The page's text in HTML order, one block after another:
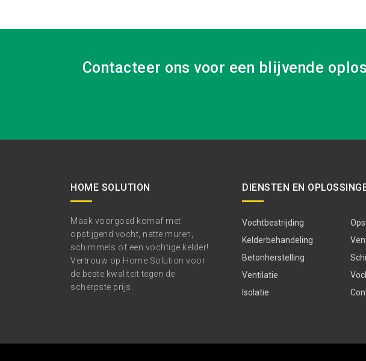
Contacteer ons voor een blijvende
HOME SOLUTION
Maak voorgoed komaf met
opstijgend vocht, natte muren,
schimmels of een vochtige kelder!
Vertrouw op Home Solution voor
de beste kwaliteit tegen de
scherpste prijs.
DIENSTEN EN
Vochtbestrijding
Kelderbehandeling
Betonherstelling
Ventilatie
Isolatie